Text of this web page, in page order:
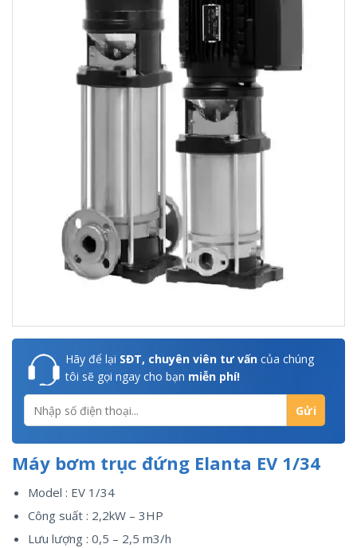
Hãy để lại SĐT, chuyên viên tư vấn của chúng
tôi sẽ gọi ngay cho bạn miễn phí!
Máy bơm trục đứng Elanta EV 1/34
Model : EV 1/34
Công suất : 2,2kW – 3HP
Lưu lượng : 0,5 – 2,5 m3/h